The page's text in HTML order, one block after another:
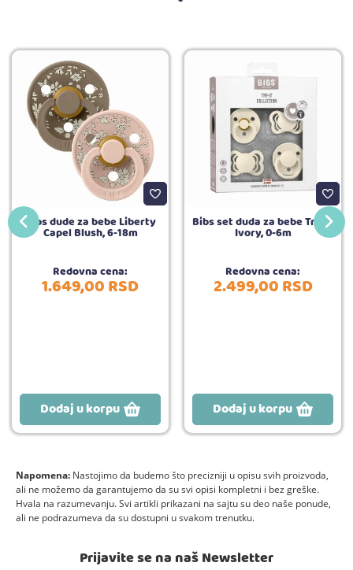
Bibs dude za bebe Liberty
Capel Blush, 6-18m
Redovna cena:
1.649,00RSD
Dodaj u korpu
Bibs set duda za bebe Try-it
Ivory, 0-6m
Redovna cena:
2.499,00RSD
Dodaj u korpu
Napomena: Nastojimo da budemo što precizniji u opisu svih proizvoda,
ali ne možemo da garantujemo da su svi opisi kompletni i bez greške.
Hvala na razumevanju. Svi artikli prikazani na sajtu su deo naše ponude,
ali ne podrazumeva da su dostupni u svakom trenutku.
Prijavite se na naš Newsletter